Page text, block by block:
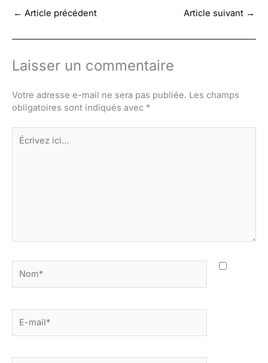
← Article précédent Article suivant →
Laisser un commentaire
Votre adresse e-mail ne sera pas publiée. Les champs
obligatoires sont indiqués avec *
ici…
mail*